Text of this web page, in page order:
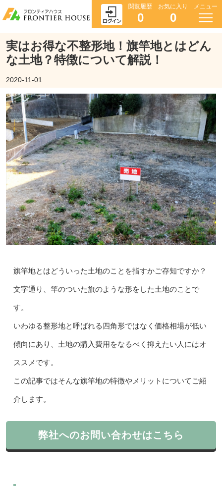
閲覧履歴
0
お気に入り
0
メニュー
実はお得な不整形地！旗竿地とはどん
な土地？特徴について解説！
2020-11-01
旗竿地とはどういった土地のことを指すかご存知ですか？
文字通り、竿のついた旗のような形をした土地のことで
す。
いわゆる整形地と呼ばれる四角形ではなく価格相場が低い
傾向にあり、土地の購入費用をなるべく抑えたい人にはオ
ススメです。
この記事ではそんな旗竿地の特徴やメリットについてご紹
介します。
弊社へのお問い合わせはこちら